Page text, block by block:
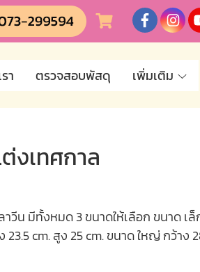
า ตรวจสอบพัสดุ เพิ่มเติม
งเทศกาล
น มีทั้งหมด 3 ขนาดให้เลือก ขนาด เล็
cm. สูง 25 cm. ขนาด ใหญ่ กว้าง